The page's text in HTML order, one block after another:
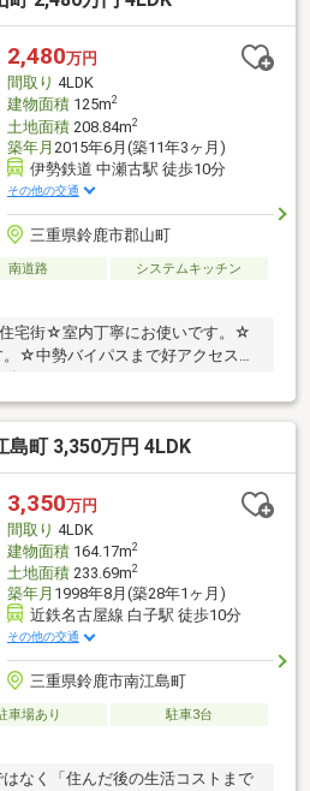
2,480万円
間取り 4LDK
建物面積125m2
土地面積208.84m2
築年月 2015年6月(築11年3ヶ月)
伊勢鉄道 中瀬古駅 徒歩10分
その他の交通
三重県鈴鹿市郡山町
南道路
システムキッチン
宅街☆室内丁寧にお使いです。☆
☆中勢バイパスまで好アクセス☆
島町 3,350万円 4LDK
3,350万円
間取り 4LDK
建物面積164.17m2
土地面積233.69m2
築年月 1998年8月(築28年1ヶ月)
近鉄名古屋線 白子駅 徒歩10分
その他の交通
三重県鈴鹿市南江島町
車場あり
駐車3台
なく「住んだ後の生活コストまで